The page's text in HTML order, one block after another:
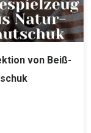
von Beiß-